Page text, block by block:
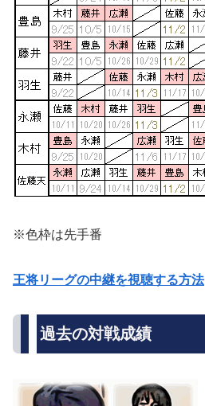
※色枠は先手番
王将リーグの中継を視聴する方法
過去の対戦成績